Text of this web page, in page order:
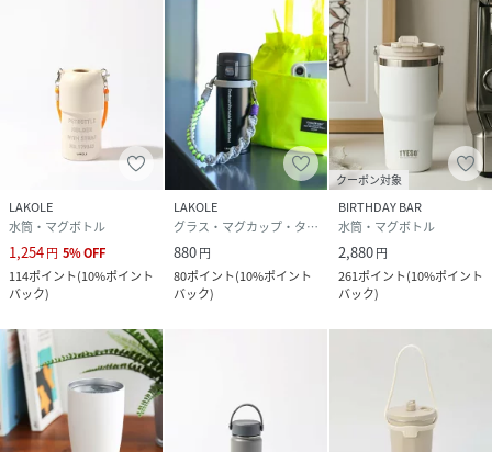
LAKOLE
水筒・マグボトル
1,254円 5%OFF
114ポイント(10%ポイント
バック)
LAKOLE
グラス・マグカップ・タンブラー
880円
80ポイント(10%ポイント
バック)
クーポン対象
BIRTHDAY BAR
水筒・マグボトル
2,880円
261ポイント(10%ポイント
バック)